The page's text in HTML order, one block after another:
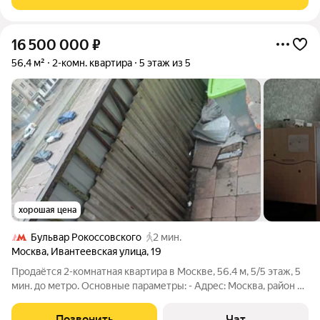
16 500 000 ₽
56,4 м² 2-комн. квартира 5 этаж из 5
хорошая цена
Бульвар Рокоссовского
2 мин.
Москва, Ивантеевская улица,19
Продаётся 2-комнатная квартира в Москве, 56.4 м, 5/5 этаж, 5
мин. до метро. Основные параметры: - Адрес: Москва, район с
Площадь: 56.4 м (общая). - Этаж: 5/5. - Ремонт: Хорошее